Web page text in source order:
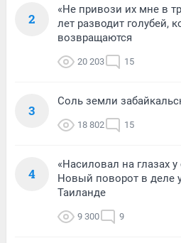
2
«Не привози их мне в
лет разводит голубей,
возвращаются
20 203 15
3
Соль земли
18 802 15
4
«Насиловал на глазах
Новый поворот в деле
Таиланде
9 300 9